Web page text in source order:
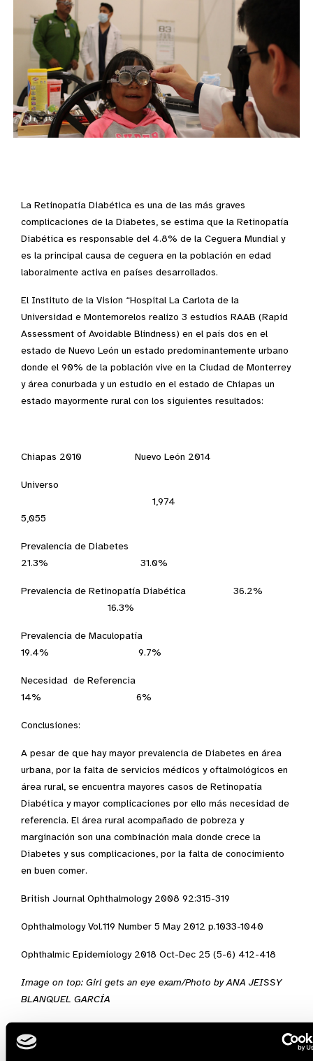
La Retinopatía Diabética es una de las más graves
complicaciones de la Diabetes, se estima que la Retinopatía
Diabética es responsable del 4.8% de la Ceguera Mundial y
es la principal causa de ceguera en la población en edad
laboralmente activa en países desarrollados.
El Instituto de la Vision “Hospital La Carlota de la
Universidad e Montemorelos realizo 3 estudios RAAB (Rapid
Assessment of Avoidable Blindness) en el país dos en el
estado de Nuevo León un estado predominantemente urbano
donde el 90% de la población vive en la Ciudad de Monterrey
y área conurbada y un estudio en el estado de Chiapas un
estado mayormente rural con los siguientes resultados:
Chiapas 2010 Nuevo León 2014
Universo
1,974
5,055
Prevalencia de Diabetes
21.3% 31.0%
Prevalencia de Retinopatía Diabética 36.2%
16.3%
Prevalencia de Maculopatía
19.4% 9.7%
Necesidad de Referencia
14% 6%
Conclusiones:
A pesar de que hay mayor prevalencia de Diabetes en área
urbana, por la falta de servicios médicos y oftalmológicos en
área rural, se encuentra mayores casos de Retinopatía
Diabética y mayor complicaciones por ello más necesidad de
referencia. El área rural acompañado de pobreza y
marginación son una combinación mala donde crece la
Diabetes y sus complicaciones, por la falta de conocimiento
en buen comer.
British Journal Ophthalmology 2008 92:315-319
Ophthalmology Vol.119 Number 5 May 2012 p.1033-1040
Ophthalmic Epidemiology 2018 Oct-Dec 25 (5-6) 412-418
Image on top: Girl gets an eye exam/Photo by ANA JEISSY
BLANQUEL GARCÍA